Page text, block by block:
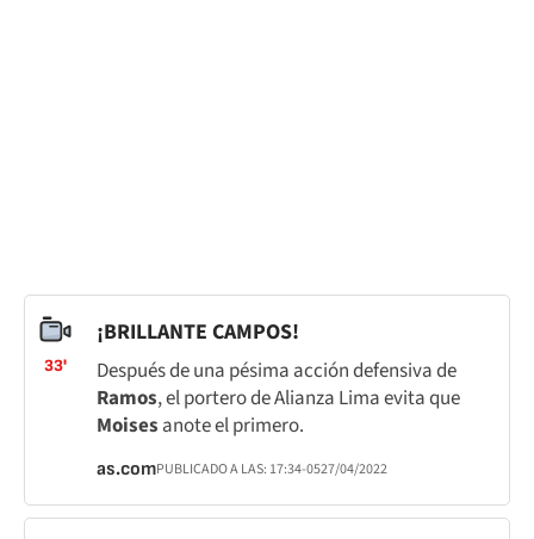
33'
¡BRILLANTE CAMPOS!
Después de una pésima acción defensiva de
Ramos, el portero de Alianza Lima evita que
Moises anote el primero.
as.comPUBLICADO A LAS: 17:34-0527/04/2022